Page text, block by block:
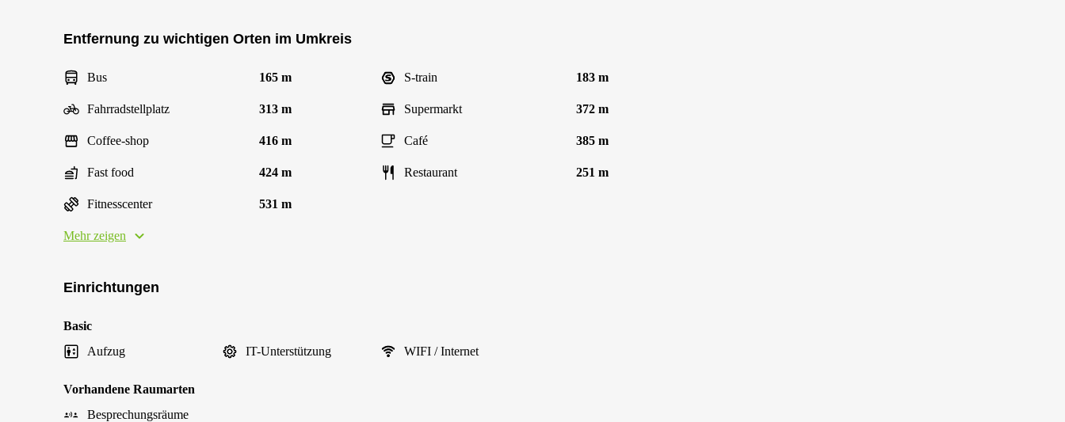
Entfernung zu wichtigen Orten im Umkreis
Bus 165 m S-train 183 m
Fahrradstellplatz 313 m Supermarkt 372 m
Coffee-shop 416 m Café 385 m
Fast food 424 m Restaurant 251 m
Fitnesscenter 531 m
Mehr zeigen
Einrichtungen
Basic
Aufzug
IT-Unterstützung WIFI / Internet
Vorhandene Raumarten
Besprechungsräume